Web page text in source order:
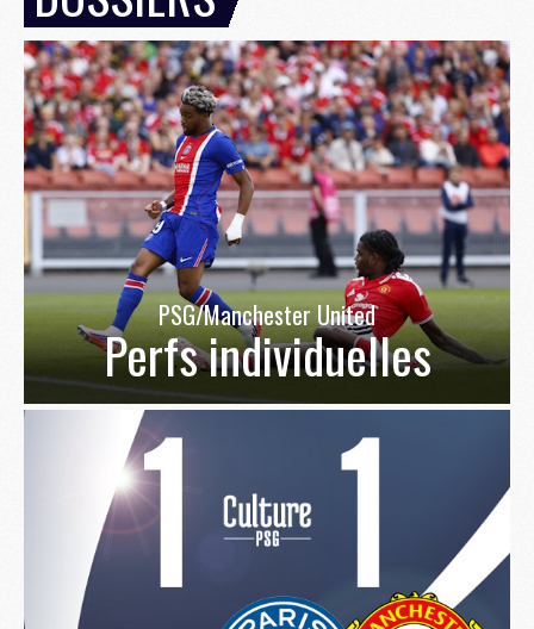
PSG/Manchester United
Perfs individuelles